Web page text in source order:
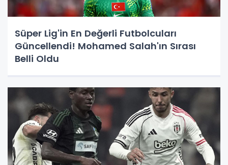
Süper Lig'in En Değerli Futbolcuları
Güncellendi! Mohamed Salah'ın Sırası
Belli Oldu